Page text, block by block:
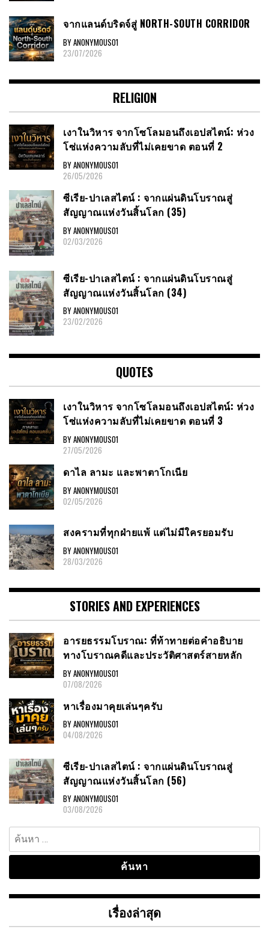
จากแลนด์บริดจ์สู่ NORTH-SOUTH CORRIDOR
BY ANONYMOUS01
23/07/2026
RELIGION
เงาในวิหาร จากโซโลมอนถึงเอปสไตน์: ห่วง
โซ่แห่งความลับที่ไม่เคยขาด ตอนที่ 2
BY ANONYMOUS01
26/05/2026
ซีเรีย​-ปาเลสไตน์​ : จากแผ่นดินโบราณสู่
สัญญาณ​แห่งวันสิ้นโลก​ (35)
BY ANONYMOUS01
02/03/2026
ซีเรีย​-ปาเลสไตน์​ : จากแผ่นดินโบราณสู่
สัญญาณ​แห่งวันสิ้นโลก​ (34)
BY ANONYMOUS01
23/02/2026
QUOTES
เงาในวิหาร จากโซโลมอนถึงเอปสไตน์: ห่วง
โซ่แห่งความลับที่ไม่เคยขาด ตอนที่ 3
BY ANONYMOUS01
27/05/2026
ดาไล ลามะ และพาตาโกเนีย
BY ANONYMOUS01
02/05/2026
สงครามที่ทุกฝ่ายแพ้ แต่ไม่มีใครยอมรับ
BY ANONYMOUS01
28/03/2026
STORIES AND EXPERIENCES
อารยธรรมโบราณ: ที่ท้าทายต่อคำอธิบาย
ทางโบราณคดีและประวัติศาสตร์สายหลัก
BY ANONYMOUS01
07/08/2026
หาเรื่องมาคุยเล่นๆครับ
BY ANONYMOUS01
04/08/2026
ซีเรีย-ปาเลสไตน์ : จากแผ่นดินโบราณสู่
สัญญาณแห่งวันสิ้นโลก (56)
BY ANONYMOUS01
03/08/2026
ค้นหา
สำหรับ:
เรื่องล่าสุด